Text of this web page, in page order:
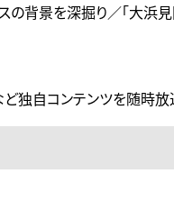
背景を深掘り／「大浜
ど独自コンテンツを随時